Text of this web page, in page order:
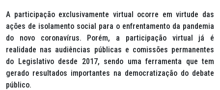
A participação exclusivamente virtual ocorre em virtude das
ações de isolamento social para o enfrentamento da pandemia
do novo coronavírus. Porém, a participação virtual já é
realidade nas audiências públicas e comissões permanentes
do Legislativo desde 2017, sendo uma ferramenta que tem
gerado resultados importantes na democratização do debate
público.